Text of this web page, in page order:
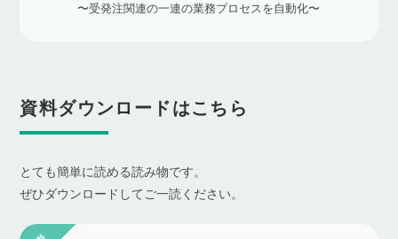
〜受発注関連の一連の業務プロセスを自動化〜
資料ダウンロードはこちら
とても簡単に読める読み物です。
ぜひダウンロードしてご一読ください。